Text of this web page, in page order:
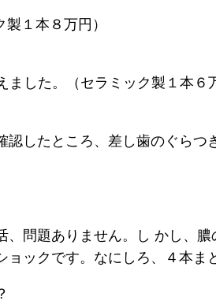
１本８万円）
した。（セラミック製１本
したところ、差し歯のぐら
問題ありません。し かし、
ックです。なにしろ、４本ま